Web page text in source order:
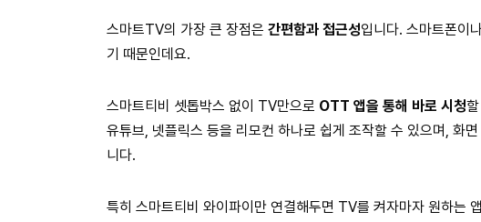
스마트TV의 가장 큰 장점은 간편함과 접근성입니다. 스마트폰이
기 때문인데요.
스마트티비 셋톱박스 없이 TV만으로 OTT 앱을 통해 바로 시청
유튜브, 넷플릭스 등을 리모컨 하나로 쉽게 조작할 수 있으며, 화
니다.
특히 스마트티비 와이파이만 연결해두면 TV를 켜자마자 원하는